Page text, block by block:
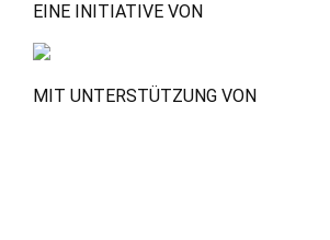
EINE INITIATIVE VON
MIT UNTERSTÜTZUNG VON